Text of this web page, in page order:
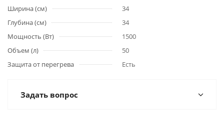
Ширина (см)
34
Глубина (см)
34
Мощность (Вт)
1500
Объем (л)
50
Защита от перегрева
Есть
Задать вопрос